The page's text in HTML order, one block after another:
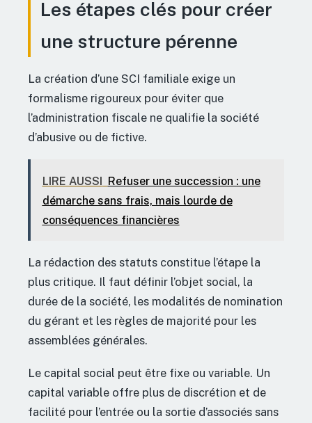
Les étapes clés pour créer
une structure pérenne
La création d’une SCI familiale exige un
formalisme rigoureux pour éviter que
l’administration fiscale ne qualifie la société
d’abusive ou de fictive.
LIRE AUSSI Refuser une succession : une
démarche sans frais, mais lourde de
conséquences financières
La rédaction des statuts constitue l’étape la
plus critique. Il faut définir l’objet social, la
durée de la société, les modalités de nomination
du gérant et les règles de majorité pour les
assemblées générales.
Le capital social peut être fixe ou variable. Un
capital variable offre plus de discrétion et de
facilité pour l’entrée ou la sortie d’associés sans